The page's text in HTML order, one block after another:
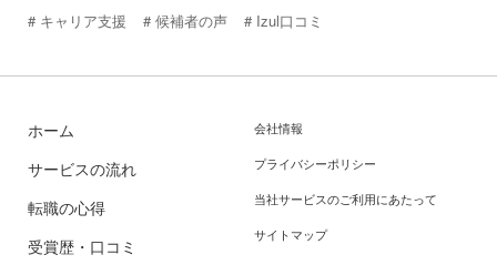
キャリア支援
候補者の声 Izul口コミ
ホーム
サービスの流れ
転職の心得
受賞歴・口コミ
会社情報
プライバシーポリシー
当社サービスのご利用にあたって
サイトマップ